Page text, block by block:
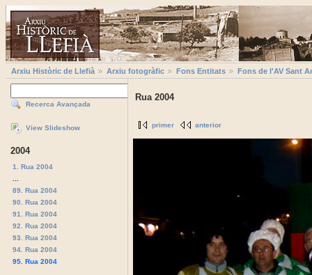
Arxiu Històric de Llefià Arxiu fotogràfic Fons Entitats Fons de l'AV Sant
Recerca Avançada
View Slideshow
2004
1. Rua 2004
89. Rua 2004
90. Rua 2004
91. Rua 2004
92. Rua 2004
93. Rua 2004
94. Rua 2004
95. Rua 2004
Rua 2004
primer anterior